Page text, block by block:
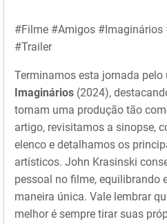
#Filme #Amigos #Imaginários
#Trailer
Terminamos esta jornada pelo
Imaginários (2024),
tornam uma produção tão
artigo, revisitamos a sinopse,
elenco e detalhamos os
artísticos. John Krasinski
pessoal no filme, equilibrando
maneira única. Vale lembrar
melhor é sempre tirar suas